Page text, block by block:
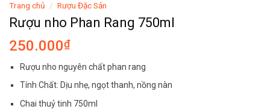
Trang chủ / Rượu Đặc Sản
Rượu nho Phan Rang 750ml
250.000₫
Rượu nho nguyên chất phan rang
Tính Chất: Dịu nhẹ, ngọt thanh, nồng nàn
Chai thuỷ tinh 750ml